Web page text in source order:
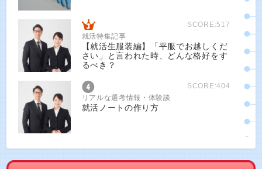
SCORE:517
就活特集記事
【就活生服装編】「平服でお越しくだ
さい」と言われた時、どんな格好をす
るべき？
SCORE:404
リアルな選考情報・体験談
就活ノートの作り方